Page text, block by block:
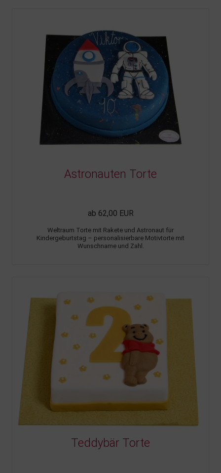
Astronauten Torte
ab 62,00 EUR
Weltraum Torte mit Rakete und Astronaut für
Kindergeburtstag – personalisierbare Motivtorte mit
Wunschname und Zahl.
Teddybär Torte